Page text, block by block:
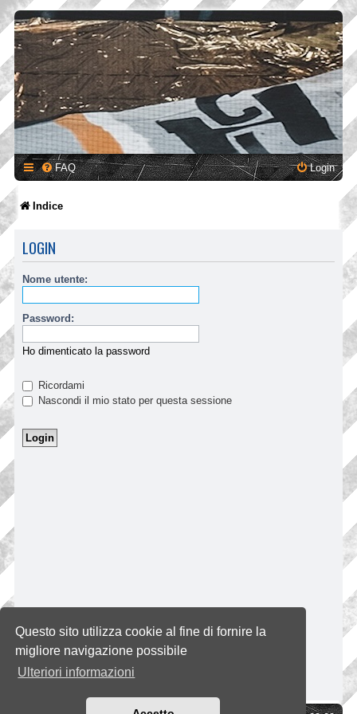
Questo sito utilizza cookie al fine di fornire la
migliore navigazione possibile
Ulteriori informazioni
FAQ Login
Indice
LOGIN
Nome utente:
Password:
Ho dimenticato la password
Ricordami
Nascondi il mio stato per questa sessione